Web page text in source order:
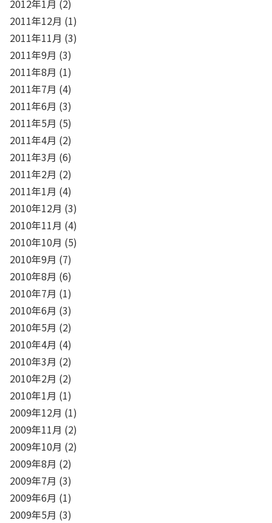
2012年1月 (2)
2011年12月 (1)
2011年11月 (3)
2011年9月 (3)
2011年8月 (1)
2011年7月 (4)
2011年6月 (3)
2011年5月 (5)
2011年4月 (2)
2011年3月 (6)
2011年2月 (2)
2011年1月 (4)
2010年12月 (3)
2010年11月 (4)
2010年10月 (5)
2010年9月 (7)
2010年8月 (6)
2010年7月 (1)
2010年6月 (3)
2010年5月 (2)
2010年4月 (4)
2010年3月 (2)
2010年2月 (2)
2010年1月 (1)
2009年12月 (1)
2009年11月 (2)
2009年10月 (2)
2009年8月 (2)
2009年7月 (3)
2009年6月 (1)
2009年5月 (3)